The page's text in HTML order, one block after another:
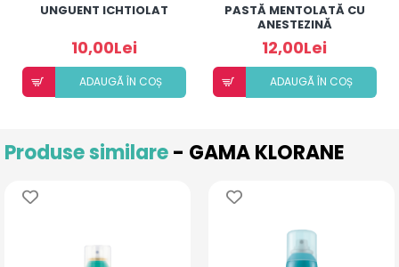
UNGUENT ICHTIOLAT
10,00Lei
ADAUGÃ ÎN COȘ
PASTĂ MENTOLATĂ CU
ANESTEZINĂ
12,00Lei
ADAUGÃ ÎN COȘ
Produse similare- GAMA KLORANE